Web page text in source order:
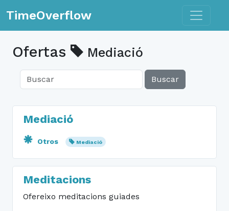
TimeOverflow Toggle
Ofertas Mediació
Buscar
Mediació
Otros Mediació
Meditacions
Ofereixo meditacions guiades